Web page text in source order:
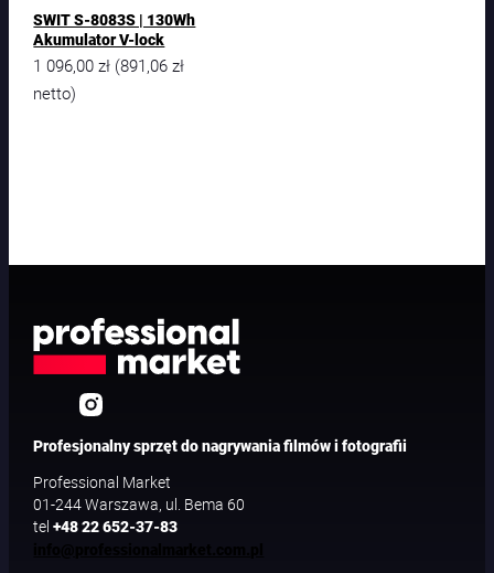
C
K
SWIT S-8083S | 130Wh
Akumulator V-lock
1 096,00zł (891,06zł
netto)
Profesjonalny sprzęt do nagrywania filmów i fotografii
Professional Market
01-244 Warszawa, ul. Bema 60
tel+48 22 652-37-83